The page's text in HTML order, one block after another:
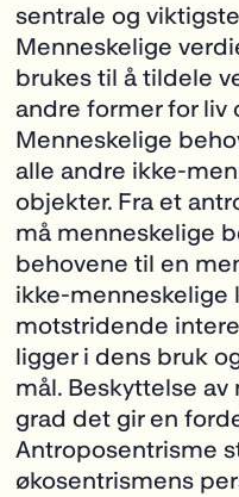
sentrale og
Menneskelige
brukes til å tildele
andre former for liv
Menneskelige
alle andre ikke-
objekter. Fra et
må menneskelige
behovene til en
ikke-menneskelige
motstridende
ligger i dens bruk
mål. Beskyttelse
grad det gir en
Antroposentrisme
økosentrismens